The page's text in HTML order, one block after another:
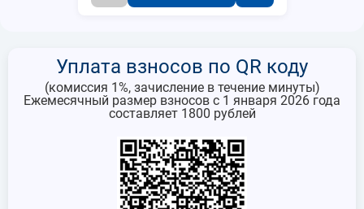
Уплата взносов по QR коду
(комиссия 1%, зачисление в течение минуты)
Ежемесячный размер взносов с 1 января 2026 года
составляет 1800 рублей